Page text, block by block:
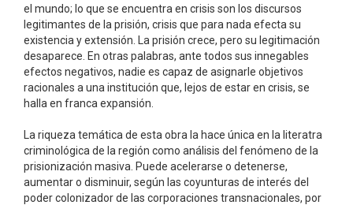
el mundo; lo que se encuentra en crisis son los discursos
legitimantes de la prisión, crisis que para nada efecta su
existencia y extensión. La prisión crece, pero su legitimación
desaparece. En otras palabras, ante todos sus innegables
efectos negativos, nadie es capaz de asignarle objetivos
racionales a una institución que, lejos de estar en crisis, se
halla en franca expansión.
La riqueza temática de esta obra la hace única en la literatra
criminológica de la región como análisis del fenómeno de la
prisionización masiva. Puede acelerarse o detenerse,
aumentar o disminuir, según las coyunturas de interés del
poder colonizador de las corporaciones transnacionales, por